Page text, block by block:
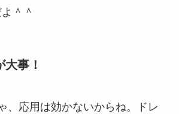
＾＾
事！
、応用は効かないからね。ドレ